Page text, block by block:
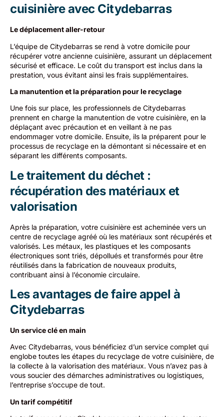
cuisinière avec Citydebarras
Le déplacement aller-retour
L’équipe de Citydebarras se rend à votre domicile pour
récupérer votre ancienne cuisinière, assurant un déplacement
sécurisé et efficace. Le coût du transport est inclus dans la
prestation, vous évitant ainsi les frais supplémentaires.
La manutention et la préparation pour le recyclage
Une fois sur place, les professionnels de Citydebarras
prennent en charge la manutention de votre cuisinière, en la
déplaçant avec précaution et en veillant à ne pas
endommager votre domicile. Ensuite, ils la préparent pour le
processus de recyclage en la démontant si nécessaire et en
séparant les différents composants.
Le traitement du déchet :
récupération des matériaux et
valorisation
Après la préparation, votre cuisinière est acheminée vers un
centre de recyclage agréé où les matériaux sont récupérés et
valorisés. Les métaux, les plastiques et les composants
électroniques sont triés, dépollués et transformés pour être
réutilisés dans la fabrication de nouveaux produits,
contribuant ainsi à l’économie circulaire.
Les avantages de faire appel à
Citydebarras
Un service clé en main
Avec Citydebarras, vous bénéficiez d’un service complet qui
englobe toutes les étapes du recyclage de votre cuisinière, de
la collecte à la valorisation des matériaux. Vous n’avez pas à
vous soucier des démarches administratives ou logistiques,
l’entreprise s’occupe de tout.
Un tarif compétitif